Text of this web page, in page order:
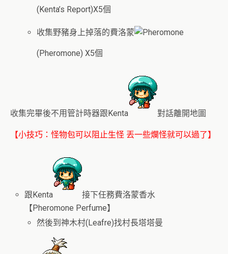
(Kenta’s Report)X5個
收集野豬身上掉落的費洛蒙
(Pheromone) X5個
收集完畢後不用管計時器跟Kenta 對話離開地圖
【小技巧：怪物包可以阻止生怪 丟一些爛怪就可以過了】
跟Kenta
接下任務費洛蒙香水
【Pheromone Perfume】
然後到神木村(Leafre)找村長塔塔曼